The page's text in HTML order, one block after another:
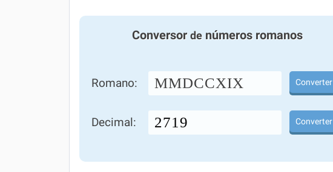
Conversor denúmeros romanos
Romano: MMDCCXIX Converter
Decimal: Converter